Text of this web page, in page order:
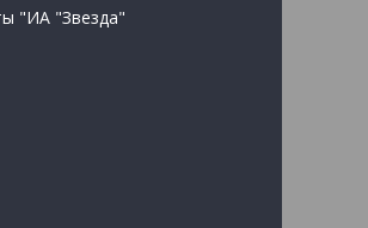
"ИА "Звезда"